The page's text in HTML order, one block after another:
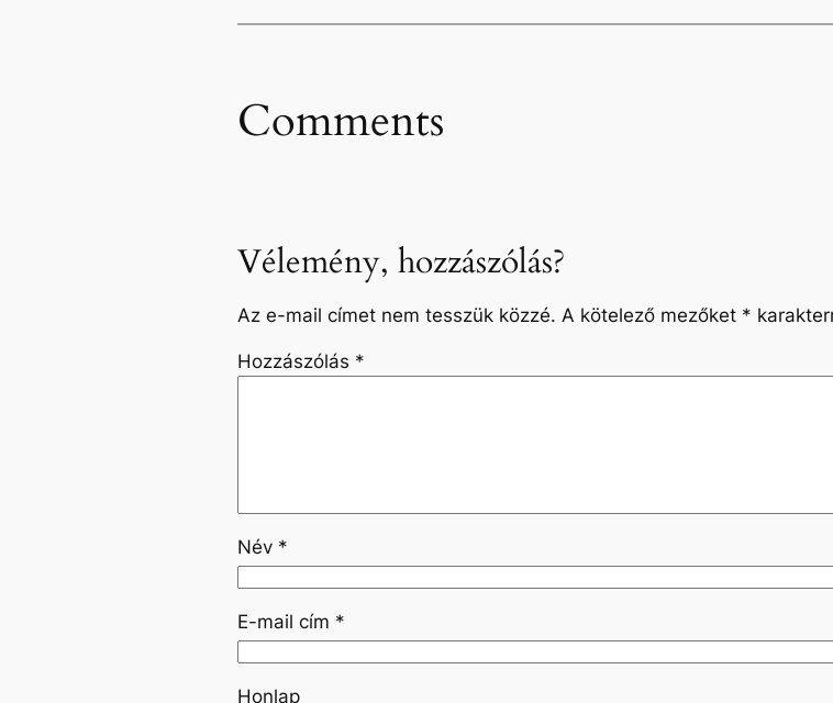
Comments
Vélemény, hozzászólás?
Az e-mail címet nem tesszük közzé. A kötelező mezőket *
Hozzászólás *
Név *
E-mail cím *
Honlap